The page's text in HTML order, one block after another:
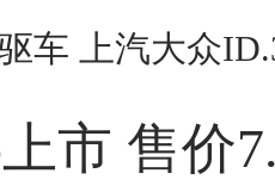
市 售价